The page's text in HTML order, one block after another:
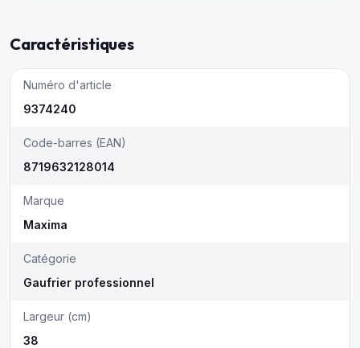
Caractéristiques
Numéro d'article
9374240
Code-barres (EAN)
8719632128014
Marque
Maxima
Catégorie
Gaufrier professionnel
Largeur (cm)
38